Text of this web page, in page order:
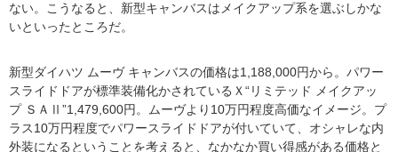
ない。こうなると、新型キャンバスはメイクアップ系を選ぶしかな
いといったところだ。
新型ダイハツ ムーヴ キャンバスの価格は1,188,000円から。パワー
スライドドアが標準装備化かされているＸ“リミテッド メイクアッ
プ ＳＡⅡ”1,479,600円。ムーヴより10万円程度高価なイメージ。プ
ラス10万円程度でパワースライドドアが付いていて、オシャレな内
外装になるということを考えると、なかなか買い得感がある価格と